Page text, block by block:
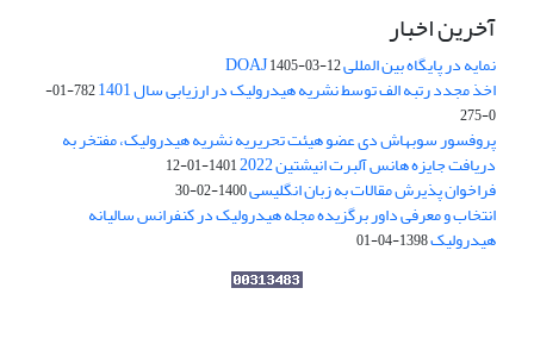
آخرین اخبار
نمایه در پایگاه بین المللی DOAJ1405-03-12
اخذ مجدد رتبه الف توسط نشریه هیدرولیک در ارزیابی سال 1401
782-01-
0-275
پروفسور سوبهاش دی عضو هیئت تحریریه نشریه هیدرولیک، مفتخر به
دریافت جایزه هانس آلبرت انیشتین 2022 1401-01-12
فراخوان پذیرش مقالات به زبان انگلیسی1400-02-30
انتخاب و معرفی داور برگزیده مجله هیدرولیک در کنفرانس سالیانه
هیدرولیک1398-04-01